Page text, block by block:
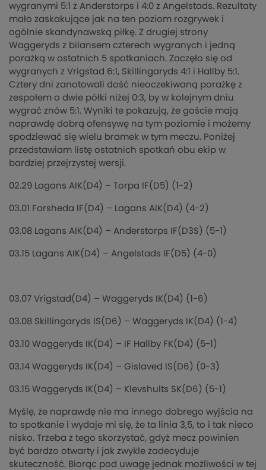
wygranymi 5:1 z Anderstorps i 4:0 z Angelstads. Rezultaty
mało zaskakujące jak na ten poziom rozgrywek i
ogólnie skandynawską piłkę. Z drugiej strony
Waggeryds z bilansem czterech wygranych i jedną
porażką w ostatnich 5 spotkaniach. Zaczęło się od
wygranych z Vrigstad 6:1, Skillingaryds 4:1 i Hallby 5:1.
Cztery dni zanotowali dość nieoczekiwaną porażkę z
zespołem o dwie półki niżej 0:3, by w kolejnym dniu
wygrać znów 5:1. Wyniki te pokazują, że goście mają
naprawdę dobrą ofensywę na tym poziomie i możemy
spodziewać się wielu bramek w tym meczu. Poniżej
przedstawiam listę ostatnich spotkań obu ekip w
bardziej przejrzystej wersji.
02.29 Lagans AIK(D4) – Torpa IF(D5) (1-2)
03.01 Forsheda IF(D4) – Lagans AIK(D4) (4-2)
03.08 Lagans AIK(D4) – Anderstorps IF(D3S) (5-1)
03.15 Lagans AIK(D4) – Angelstads IF(D5) (4-0)
03.07 Vrigstad(D4) – Waggeryds IK(D4) (1-6)
03.08 Skillingaryds IS(D6) – Waggeryds IK(D4) (1-4)
03.10 Waggeryds IK(D4) – IF Hallby FK(D4) (5-1)
03.14 Waggeryds IK(D4) – Gislaved IS(D6) (0-3)
03.15 Waggeryds IK(D4) – Klevshults SK(D6) (5-1)
Myślę, że naprawdę nie ma innego dobrego wyjścia na
to spotkanie i wydaje mi się, że ta linia 3,5, to i tak nieco
nisko. Trzeba z tego skorzystać, gdyż mecz powinien
być bardzo otwarty i jak zwykle zadecyduje
skuteczność. Biorąc pod uwagę jednak możliwości w tej